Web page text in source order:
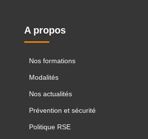
A propos
Nos formations
Modalités
Nos actualités
Prévention et sécurité
Politique RSE